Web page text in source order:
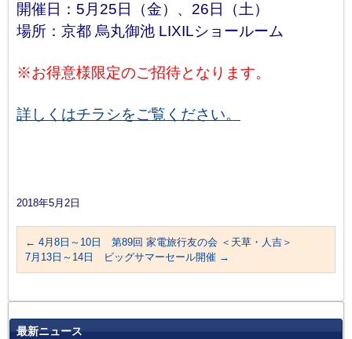
開催日：5月25日（金）、26日（土）
場所：京都 烏丸御池 LIXILショールーム
※お得意様限定のご招待となります。
詳しくはチラシをご覧ください。
2018年5月2日
← 4月8日～10日 第89回 家電旅行友の会 ＜天草・人吉＞
7月13日～14日 ビッグサマーセール開催 →
最新ニュース